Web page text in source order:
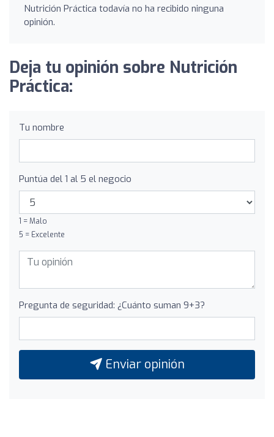
Nutrición Práctica todavía no ha recibido ninguna
opinión.
Deja tu opinión sobre Nutrición
Práctica:
Tu nombre
Puntúa del 1 al 5 el negocio
1 = Malo
5 = Excelente
Pregunta de seguridad: ¿Cuánto suman 9+3?
Enviar opinión